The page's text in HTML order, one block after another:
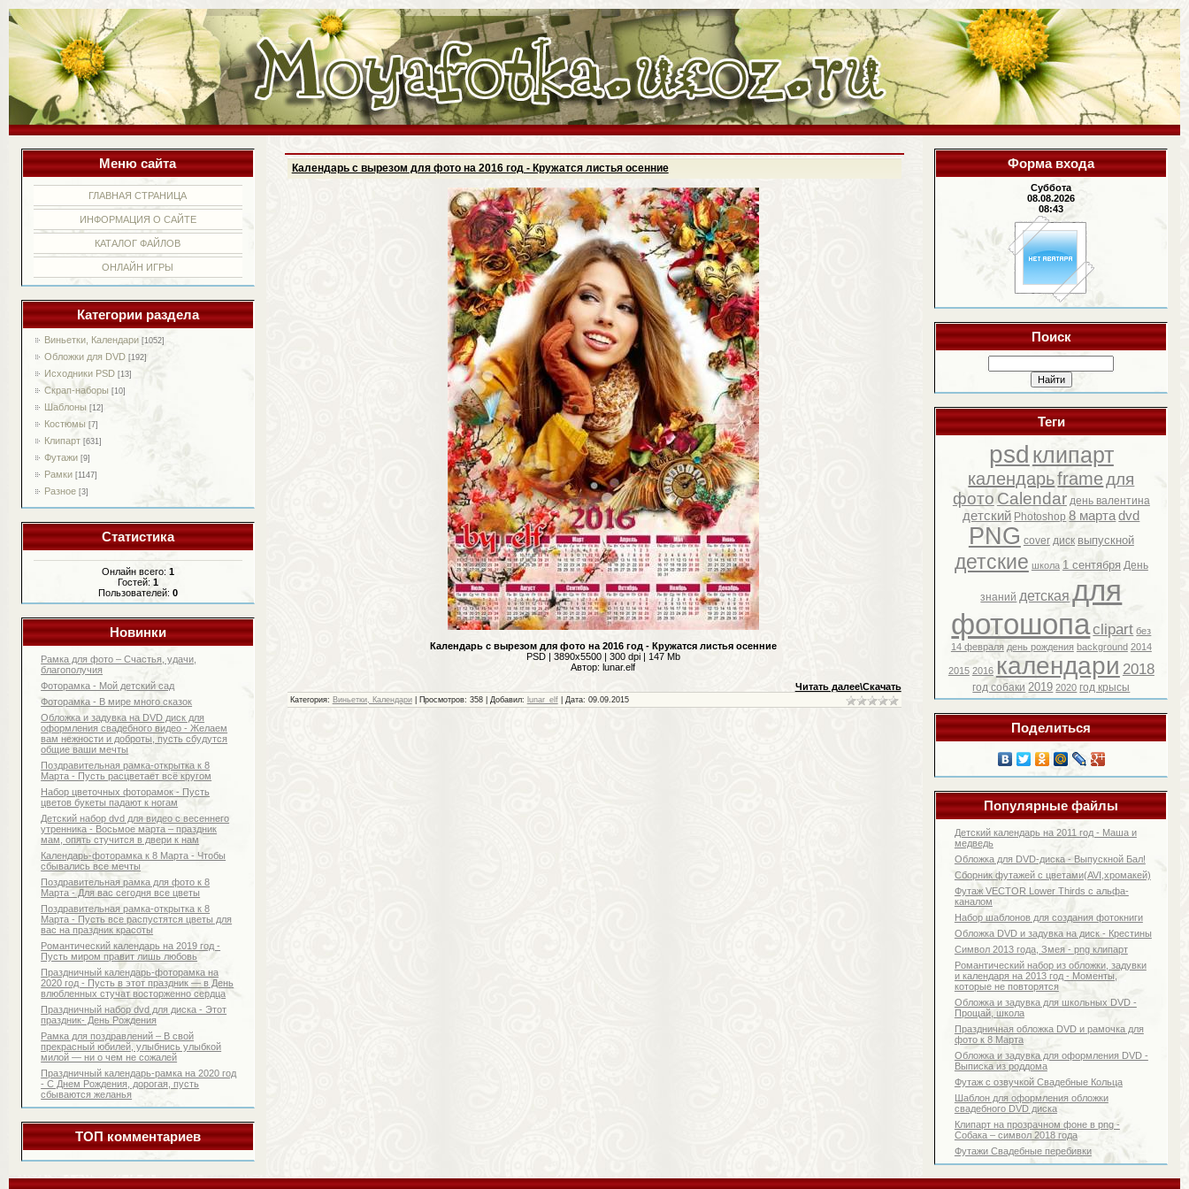
Меню сайта
ГЛАВНАЯ СТРАНИЦА
ИНФОРМАЦИЯ О САЙТЕ
КАТАЛОГ ФАЙЛОВ
ОНЛАЙН ИГРЫ
Категории раздела
Виньетки, Календари [1052]
Обложки для DVD [192]
Исходники PSD [13]
Скрап-наборы [10]
Шаблоны [12]
Костюмы [7]
Клипарт [631]
Футажи [9]
Рамки [1147]
Разное [3]
Статистика
Онлайн всего: 1
Гостей: 1
Пользователей: 0
Новинки
Рамка для фото – Счастья, удачи,
благополучия
Фоторамка - Мой детский сад
Фоторамка - В мире много сказок
Обложка и задувка на DVD диск для
оформления свадебного видео - Желаем
вам нежности и доброты, пусть сбудутся
общие ваши мечты
Поздравительная рамка-открытка к 8
Марта - Пусть расцветает всё кругом
Набор цветочных фоторамок - Пусть
цветов букеты падают к ногам
Детский набор dvd для видео с весеннего
утренника - Восьмое марта – праздник
мам, опять стучится в двери к нам
Календарь-фоторамка к 8 Марта - Чтобы
сбывались все мечты
Поздравительная рамка для фото к 8
Марта - Для вас сегодня все цветы
Поздравительная рамка-открытка к 8
Марта - Пусть все распустятся цветы для
вас на праздник красоты
Романтический календарь на 2019 год -
Пусть миром правит лишь любовь
Праздничный календарь-фоторамка на
2020 год - Пусть в этот праздник — в День
влюбленных стучат восторженно сердца
Праздничный набор dvd для диска - Этот
праздник- День Рождения
Рамка для поздравлений – В свой
прекрасный юбилей, улыбнись улыбкой
милой — ни о чем не сожалей
Праздничный календарь-рамка на 2020 год
- С Днем Рождения, дорогая, пусть
сбываются желанья
ТОП комментариев
Форма входа
Суббота
08.08.2026
08:43
Поиск
Теги
psd клипарт
календарьframeдля
фото Calendar день валентина
детский Photoshop 8 марта dvd
PNG cover диск выпускной
детские школа 1 сентября День
знаний детскаядля
фотошопаclipart без
14 февраля день рождения background 2014
2015 2016 календари 2018
год собаки 2019 2020 год крысы
Поделиться
Популярные файлы
Детский календарь на 2011 год - Маша и
медведь
Обложка для DVD-диска - Выпускной Бал!
Сборник футажей с цветами(AVI,хромакей)
Футаж VECTOR Lower Thirds с альфа-
каналом
Набор шаблонов для создания фотокниги
Обложка DVD и задувка на диск - Крестины
Символ 2013 года, Змея - png клипарт
Романтический набор из обложки, задувки
и календаря на 2013 год - Моменты,
которые не повторятся
Обложка и задувка для школьных DVD -
Прощай, школа
Праздничная обложка DVD и рамочка для
фото к 8 Марта
Обложка и задувка для оформления DVD -
Выписка из роддома
Футаж с озвучкой Свадебные Кольца
Шаблон для оформления обложки
свадебного DVD диска
Клипарт на прозрачном фоне в png -
Собака – символ 2018 года
Футажи Свадебные перебивки
Календарь с вырезом для фото на 2016 год - Кружатся листья осенние
Календарь с вырезом для фото на 2016 год - Кружатся листья осенние
PSD | 3890x5500 | 300 dpi | 147 Mb
Автор: lunar.elf
Читать далее\Скачать
Категория: Виньетки, Календари| Просмотров: 358 | Добавил: lunar_elf| Дата: 09.09.2015